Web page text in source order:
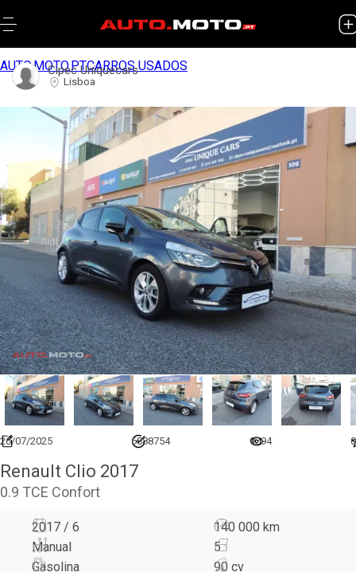
AUTO.MOTO.PTCARROS USADOS
26/07/2025 6888754 9294 0
Renault Clio 2017
0.9 TCE Confort
2017 / 6
140 000 km
Manual
5
Gasolina
90 cv
Cipec Uniquecars
Lisboa